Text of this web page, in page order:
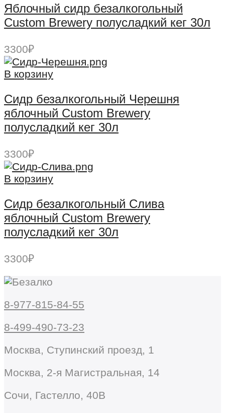
Яблочный сидр безалкогольный
Custom Brewery полусладкий кег 30л
3300₽
В корзину
Сидр безалкогольный Черешня
яблочный Custom Brewery
полусладкий кег 30л
3300₽
В корзину
Сидр безалкогольный Слива
яблочный Custom Brewery
полусладкий кег 30л
3300₽
8-977-815-84-55
8-499-490-73-23
Москва, Ступинский проезд, 1
Москва, 2-я Магистральная, 14
Сочи, Гастелло, 40В